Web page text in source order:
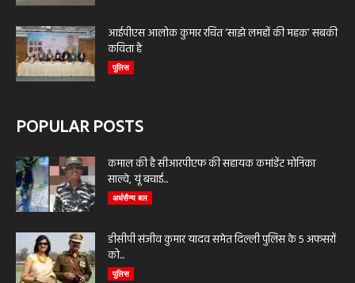
आईपीएस आलोक कुमार रचित ‘साझे लमहों की महक’ सबकी
कविता है
पुलिस
POPULAR POSTS
कमाल की है सीआरपीएफ की सहायक कमांडेंट मोनिका
साल्वे, यूं बचाई...
अर्धसैन्य बल
डीसीपी संजीव कुमार यादव समेत दिल्ली पुलिस के 5 अफसरों
को...
पुलिस